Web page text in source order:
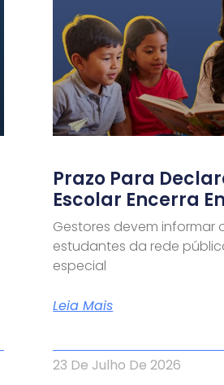
Prazo Para
Escolar Encerra
Gestores devem informar
estudantes da rede
especial
Leia Mais
23 De Julho De 2026